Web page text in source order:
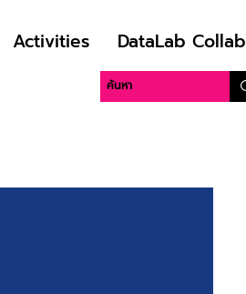
Activities DataLab Collab